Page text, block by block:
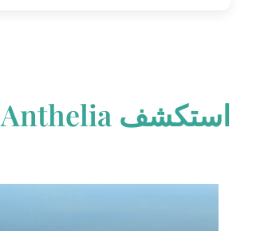
استكشف Anthelia